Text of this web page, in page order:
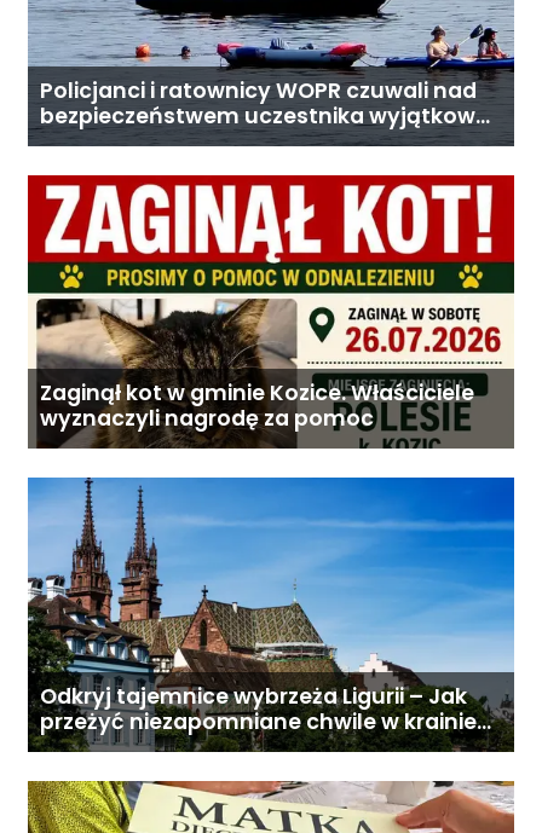
Policjanci i ratownicy WOPR czuwali nad
bezpieczeństwem uczestnika wyjątkowej
wyprawy
Zaginął kot w gminie Kozice. Właściciele
wyznaczyli nagrodę za pomoc
Odkryj tajemnice wybrzeża Ligurii – Jak
przeżyć niezapomniane chwile w krainie
pesto i słońca